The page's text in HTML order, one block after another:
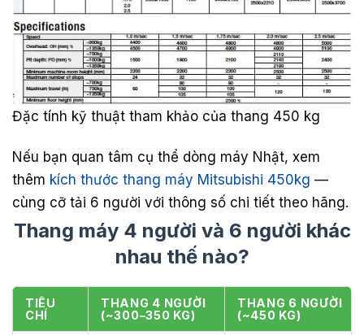
Đặc tính kỹ thuật tham khảo của thang 450 kg
Nếu bạn quan tâm cụ thể dòng máy Nhật, xem
thêm kích thước thang máy Mitsubishi 450kg —
cùng cỡ tải 6 người với thông số chi tiết theo hãng.
Thang máy 4 người và 6 người khác
nhau thế nào?
TIÊU
CHÍ
THANG 4 NGƯỜI
(~300–350 KG)
THANG 6 NGƯỜI
(~450 KG)